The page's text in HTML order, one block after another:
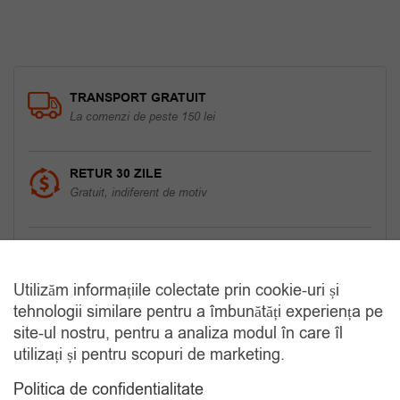
TRANSPORT GRATUIT
La comenzi de peste 150 lei
RETUR 30 ZILE
Gratuit, indiferent de motiv
CATEGORII
Utilizăm informațiile colectate prin cookie-uri și
tehnologii similare pentru a îmbunătăți experiența pe
site-ul nostru, pentru a analiza modul în care îl
utilizați și pentru scopuri de marketing.
Politica de confidentialitate